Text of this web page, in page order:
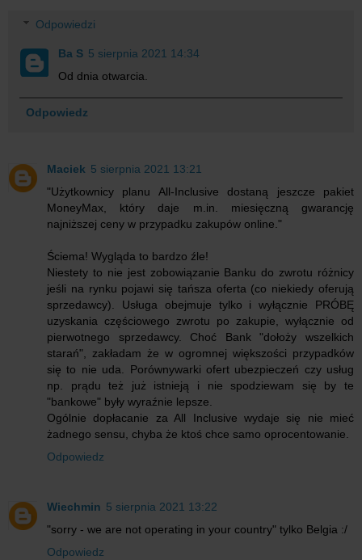
Odpowiedzi
Ba S 5 sierpnia 2021 14:34
Od dnia otwarcia.
Odpowiedz
Maciek 5 sierpnia 2021 13:21
"Użytkownicy planu All-Inclusive dostaną jeszcze pakiet
MoneyMax, który daje m.in. miesięczną gwarancję
najniższej ceny w przypadku zakupów online."
Ściema! Wygląda to bardzo źle!
Niestety to nie jest zobowiązanie Banku do zwrotu różnicy
jeśli na rynku pojawi się tańsza oferta (co niekiedy oferują
sprzedawcy). Usługa obejmuje tylko i wyłącznie PRÓBĘ
uzyskania częściowego zwrotu po zakupie, wyłącznie od
pierwotnego sprzedawcy. Choć Bank "dołoży wszelkich
starań", zakładam że w ogromnej większości przypadków
się to nie uda. Porównywarki ofert ubezpieczeń czy usług
np. prądu też już istnieją i nie spodziewam się by te
"bankowe" były wyraźnie lepsze.
Ogólnie dopłacanie za All Inclusive wydaje się nie mieć
żadnego sensu, chyba że ktoś chce samo oprocentowanie.
Odpowiedz
Wiechmin 5 sierpnia 2021 13:22
"sorry - we are not operating in your country" tylko Belgia :/
Odpowiedz